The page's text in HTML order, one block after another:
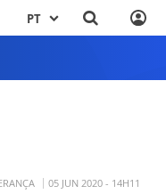
PT
05 JUN 2020 - 14H11